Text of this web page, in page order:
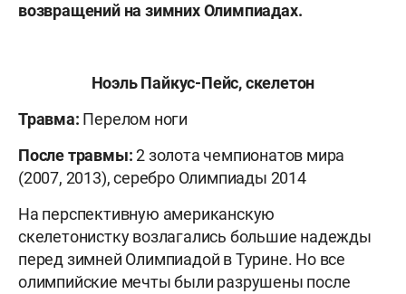
возвращений на зимних Олимпиадах.
Ноэль Пайкус-Пейс, скелетон
Травма: Перелом ноги
После травмы:2 золота чемпионатов мира
(2007, 2013), серебро Олимпиады 2014
На перспективную американскую
скелетонистку возлагались большие надежды
перед зимней Олимпиадой в Турине. Но все
олимпийские мечты были разрушены после